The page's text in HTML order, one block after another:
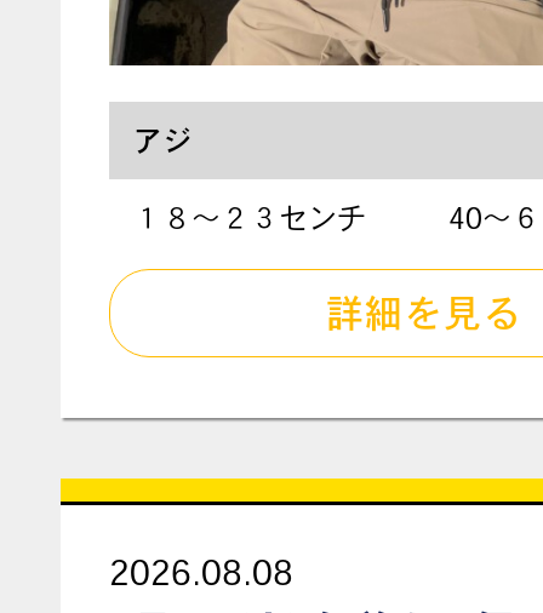
アジ
１８〜２３センチ 40〜
詳細を見る
2026.08.08